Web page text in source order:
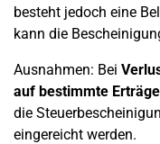
besteht jedoch eine
kann die
Ausnahmen: Bei
auf bestimmte Erträge
die
eingereicht werden.